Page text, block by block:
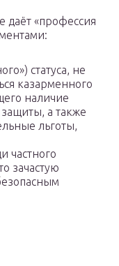
даёт «профессия
статуса, не
казарменного
наличие
а также
льготы,
частного
зачастую